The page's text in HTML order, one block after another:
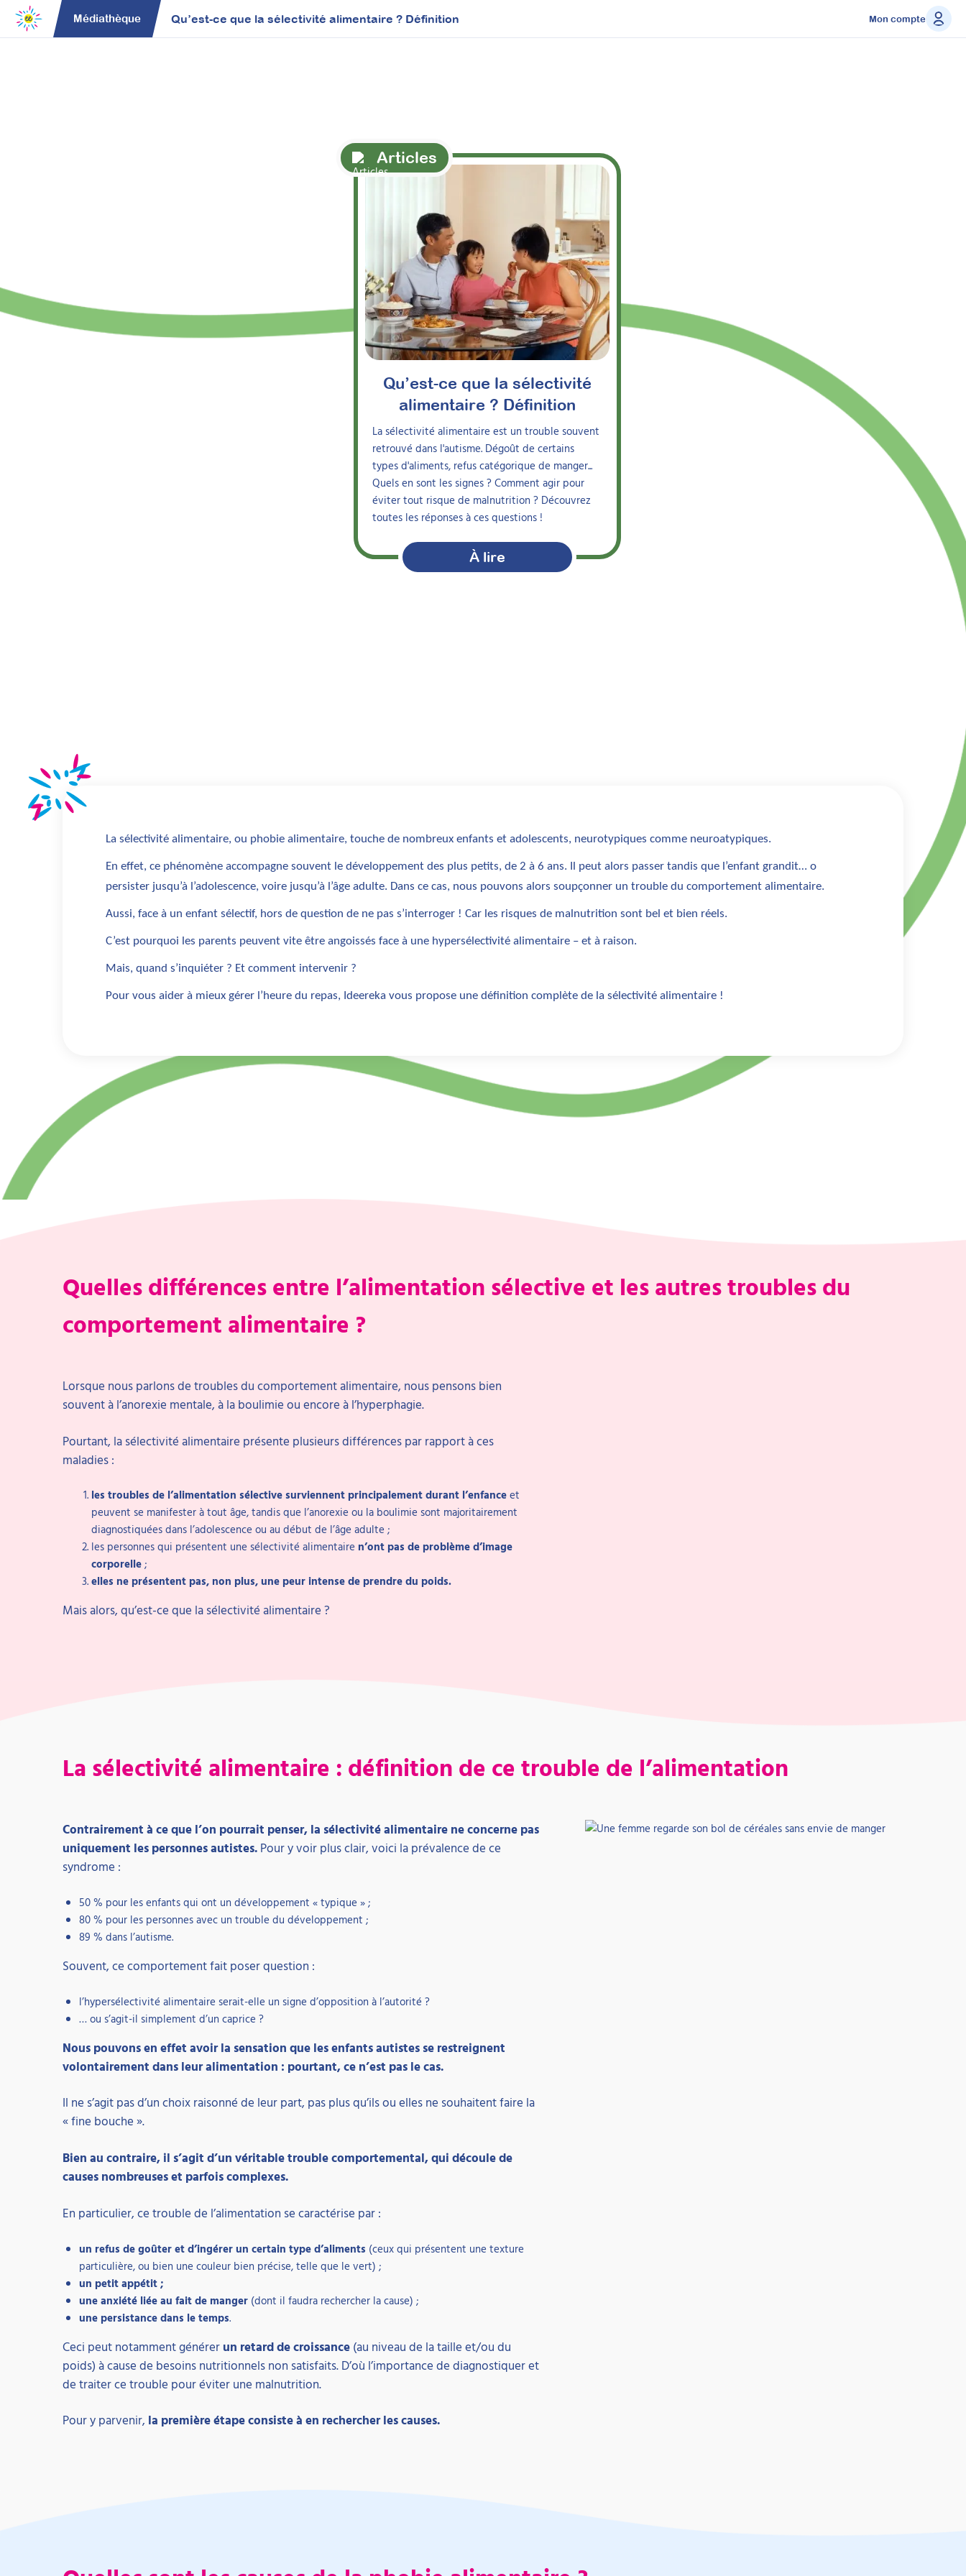
Médiathèque Qu’est-ce que la sélectivité alimentaire ? Définition Mon compte
Articles
Qu’est-ce que la sélectivité
alimentaire ? Définition
La sélectivité alimentaire est un trouble souvent
retrouvé dans l'autisme. Dégoût de certains
types d'aliments, refus catégorique de manger...
Quels en sont les signes ? Comment agir pour
éviter tout risque de malnutrition ? Découvrez
toutes les réponses à ces questions !
À lire
La sélectivité alimentaire, ou phobie alimentaire, touche de nombreux enfants et adolescents, neurotypiques comme neuroatypiques.
En effet, ce phénomène accompagne souvent le développement des plus petits, de 2 à 6 ans. Il peut alors passer tandis que l’enfant grandit… o
persister jusqu’à l’adolescence, voire jusqu’à l’âge adulte. Dans ce cas, nous pouvons alors soupçonner un trouble du comportement alimentaire.
Aussi, face à un enfant sélectif, hors de question de ne pas s’interroger ! Car les risques de malnutrition sont bel et bien réels.
C’est pourquoi les parents peuvent vite être angoissés face à une hypersélectivité alimentaire – et à raison.
Mais, quand s’inquiéter ? Et comment intervenir ?
Pour vous aider à mieux gérer l’heure du repas, Ideereka vous propose une définition complète de la sélectivité alimentaire !
Quelles différences entre l’alimentation sélective et les autres troubles du
comportement alimentaire ?
Lorsque nous parlons de troubles du comportement alimentaire, nous pensons bien
souvent à l’anorexie mentale, à la boulimie ou encore à l’hyperphagie.
Pourtant, la sélectivité alimentaire présente plusieurs différences par rapport à ces
maladies :
les troubles de l’alimentation sélective surviennent principalement durant l’enfanceet
peuvent se manifester à tout âge, tandis que l’anorexie ou la boulimie sont majoritairement
diagnostiquées dans l’adolescence ou au début de l’âge adulte ;
les personnes qui présentent une sélectivité alimentaire n’ont pas de problème d’image
corporelle;
elles ne présentent pas, non plus, une peur intense de prendre du poids.
Mais alors, qu’est-ce que la sélectivité alimentaire ?
La sélectivité alimentaire : définition de ce trouble de l’alimentation
Contrairement à ce que l’on pourrait penser, la sélectivité alimentaire ne concerne pas
uniquement les personnes autistes. Pour y voir plus clair, voici la prévalence de ce
syndrome :
50 % pour les enfants qui ont un développement « typique » ;
80 % pour les personnes avec un trouble du développement ;
89 % dans l’autisme.
Souvent, ce comportement fait poser question :
l’hypersélectivité alimentaire serait-elle un signe d’opposition à l’autorité ?
… ou s’agit-il simplement d’un caprice ?
Nous pouvons en effet avoir la sensation que les enfants autistes se restreignent
volontairement dans leur alimentation : pourtant, ce n’est pas le cas.
Il ne s’agit pas d’un choix raisonné de leur part, pas plus qu’ils ou elles ne souhaitent faire la
« fine bouche ».
Bien au contraire, il s’agit d’un véritable troublecomportemental, qui découle de
causes nombreuses et parfois complexes.
En particulier, ce trouble de l’alimentation se caractérise par :
un refus de goûter et d’ingérer un certain type d’aliments (ceux qui présentent une texture
particulière, ou bien une couleur bien précise, telle que le vert) ;
un petit appétit ;
une anxiété liée au fait de manger(dont il faudra rechercher la cause) ;
une persistance dans le temps.
Ceci peut notamment générer un retard de croissance (au niveau de la taille et/ou du
poids) à cause de besoins nutritionnels non satisfaits. D’où l’importance de diagnostiquer et
de traiter ce trouble pour éviter une malnutrition.
Pour y parvenir, la première étape consiste à en rechercher les causes.